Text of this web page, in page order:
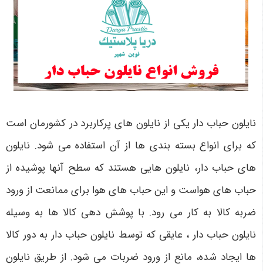
نایلون حباب‌ دار یکی از نایلون‌ های پرکاربرد در کشورمان است
که برای انواع بسته‌ بندی‌ ها از آن استفاده می‌ شود. نایلون‌
های حباب‌ دار، نایلون‌ هایی هستند که سطح آنها پوشیده از
حباب‌ های هواست و این حباب‌ های هوا برای ممانعت از ورود
ضربه کالا به کار می‌ رود. با پوشش دهی کالا ها به وسیله
نایلون حباب دار ، عایقی که توسط نایلون حباب‌ دار به دور کالا
ها ایجاد شده، مانع از ورود ضربات می‌ شود. از طریق نایلون